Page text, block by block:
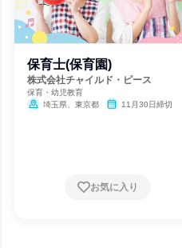
保育士(保育園)
株式会社チャイルド・ピース
保育・幼児教育
埼玉県、東京都
11月30日締切
お気に入り